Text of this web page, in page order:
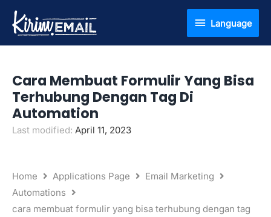
Language
Language
Cara Membuat Formulir Yang Bisa
Terhubung Dengan Tag Di
Automation
Last modified: April 11, 2023
Home Applications Page
Email Marketing
Automations
cara membuat formulir yang bisa terhubung dengan tag